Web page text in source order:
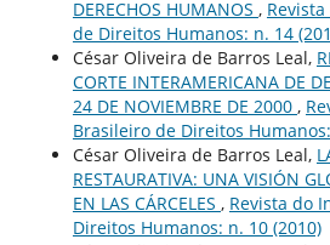
DERECHOS HUMANOS ,
de Direitos Humanos: n. 14
César Oliveira de Barros Leal,
CORTE INTERAMERICANA DE
24 DE NOVIEMBRE DE 2000 ,
Brasileiro de Direitos
César Oliveira de Barros Leal,
RESTAURATIVA: UNA VISIÓN
EN LAS CÁRCELES , Revista do
Direitos Humanos: n. 10 (2010)